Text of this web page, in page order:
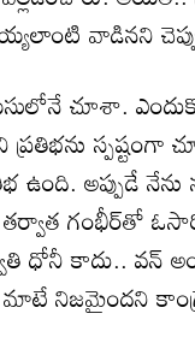
వాడినని
చూశా.
అప్పుడే నేను
గంభీర్‌తో
ధోనీ కాదు.. వన్
నిజమైందని